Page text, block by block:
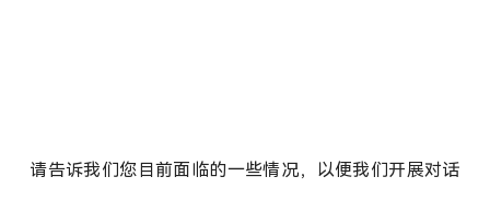
请告诉我们您目前面临的一些情况，以便我们开展对话